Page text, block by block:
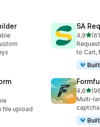
SA
4,9na 5
Łączna
to Cart,
file upload
4,6na 5
Łączna
Multi-